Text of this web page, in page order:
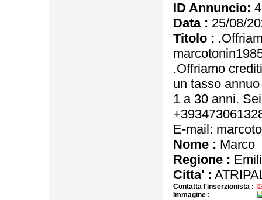
ID Annuncio:
Data : 25/08/
Titolo :
.Offriamo
un tasso
1 a 30 anni.
E-mail:
Nome : Marco
Regione :
Citta' :
Contatta l'inserzionista :
Immagine :